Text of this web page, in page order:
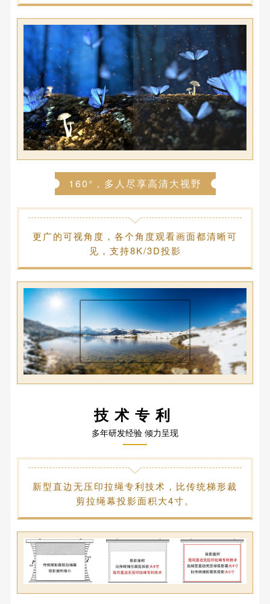
160°，多人尽享高清大视野
更广的可视角度，各个角度观看画面都清晰可
见，支持8K/3D投影
技术专利
多年研发经验 倾力呈现
新型直边无压印拉绳专利技术，比传统梯形裁
剪拉绳幕投影面积大4寸。